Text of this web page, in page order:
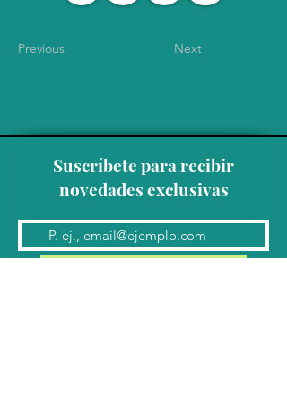
Previous Next
Suscríbete para recibir
novedades exclusivas
Unirse a la lista de correo